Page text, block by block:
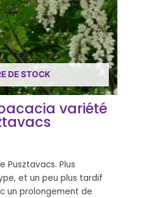
DE STOCK
variété
Pusztavacs. Plus
et un peu plus tardif
un prolongement de